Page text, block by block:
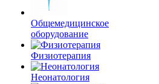
Общемедицинское
оборудование
Физиотерапия
Неонатология